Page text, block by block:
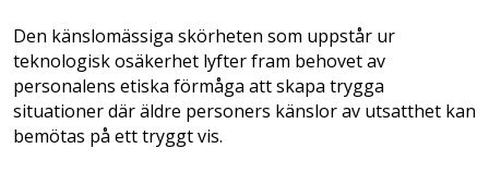
Den känslomässiga skörheten som uppstår ur
teknologisk osäkerhet lyfter fram behovet av
personalens etiska förmåga att skapa trygga
situationer där äldre personers känslor av utsatthet kan
bemötas på ett tryggt vis.